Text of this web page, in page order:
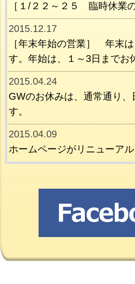
［１/２２～２５ 臨時休業
2015.12.17
［年末年始の営業］ 年末
す。年始は、１～3日までお
2015.04.24
GWのお休みは、通常通り、
す。
2015.04.09
ホームページがリニューアル